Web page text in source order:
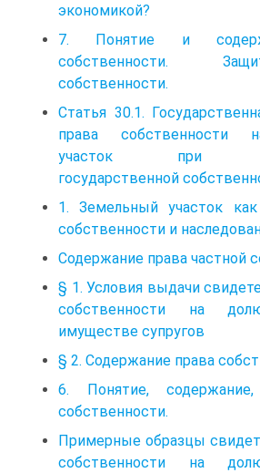
экономикой?
7. Понятие и
собственности.
собственности.
Статья 30.1.
права собственности
участок при
государственной
1. Земельный участок
собственности и
Содержание права частной
§ 1. Условия выдачи
собственности на
имуществе супругов
§ 2. Содержание права
6. Понятие,
собственности.
Примерные образцы
собственности на